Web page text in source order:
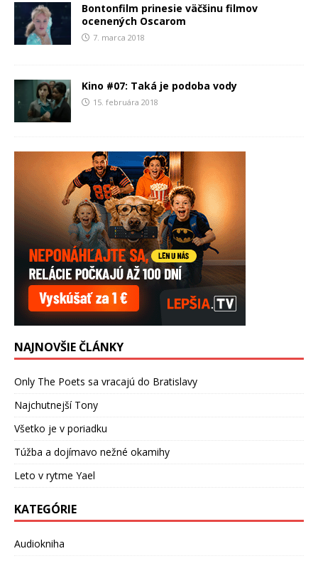
Bontonfilm prinesie väčšinu filmov
ocenených Oscarom
7. marca 2018
Kino #07: Taká je podoba vody
15. februára 2018
NAJNOVŠIE ČLÁNKY
Only The Poets sa vracajú do Bratislavy
Najchutnejší Tony
Všetko je v poriadku
Túžba a dojímavo nežné okamihy
Leto v rytme Yael
KATEGÓRIE
Audiokniha